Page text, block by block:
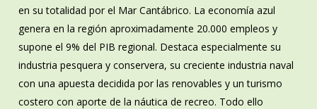
en su totalidad por el Mar Cantábrico. La economía azul
genera en la región aproximadamente 20.000 empleos y
supone el 9% del PIB regional. Destaca especialmente su
industria pesquera y conservera, su creciente industria naval
con una apuesta decidida por las renovables y un turismo
costero con aporte de la náutica de recreo. Todo ello